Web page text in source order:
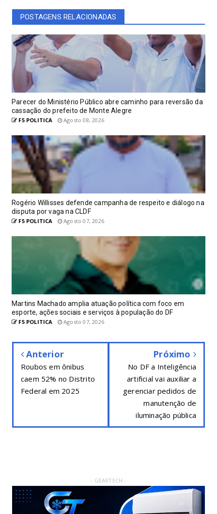
POSTAGENS RELACIONADAS
Parecer do Ministério Público abre caminho para reversão da
cassação do prefeito de Monte Alegre
F5 POLITICA Agosto 08, 2026
Rogério Willisses defende campanha de respeito e diálogo na
disputa por vaga na CLDF
F5 POLITICA Agosto 07, 2026
Martins Machado amplia atuação política com foco em
esporte, ações sociais e serviços à população do DF
F5 POLITICA Agosto 07, 2026
Anterior
Roubos em ônibus
caem 52% no Distrito
Federal em 2025
Próximo
No DF a Inteligência
artificial vai auxiliar a
gerenciar pedidos de
manutenção de
iluminação pública
- GEARTECH -